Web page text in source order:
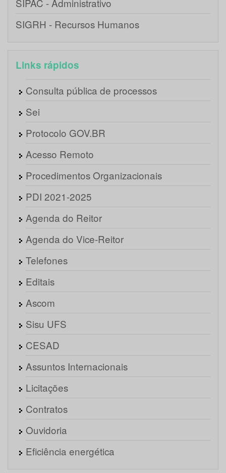
SIPAC - Administrativo
SIGRH - Recursos Humanos
Links rápidos
Consulta pública de processos
Sei
Protocolo GOV.BR
Acesso Remoto
Procedimentos Organizacionais
PDI 2021-2025
Agenda do Reitor
Agenda do Vice-Reitor
Telefones
Editais
Ascom
Sisu UFS
CESAD
Assuntos Internacionais
Licitações
Contratos
Ouvidoria
Eficiência energética